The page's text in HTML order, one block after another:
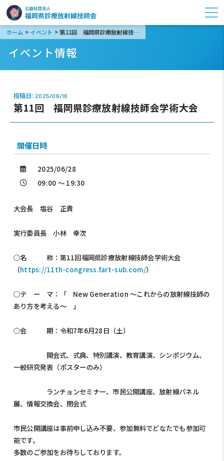
ホーム > イベント > 第11回 福岡県診療放射線技師会学術大会
イベント情報
投稿日:2025/06/16
第11回 福岡県診療放射線技師会学術大会
開催日時
2025/06/28
09:00 ～ 19:30
大会長 塩谷 正貴
実行委員長 小林 幸次
○名 称：第11回福岡県診療放射線技師会学術大会
（https://11th-congress.fart-sub.com/）
○テ ー マ：「 New Generation 〜これからの放射線技師の
あり⽅を考える〜 」
○会 期：令和7年6月28日（土）
開会式、式典、特別講演、教育講演、シンポジウム、
一般研究発表（ポスターのみ）
ランチョンセミナー、市民公開講座、放射線パネル
展、情報交換会、閉会式
市民公開講座は事前申し込み不要、参加無料でどなたでも参加可
能です。
多数のご参加をお待ちしております。